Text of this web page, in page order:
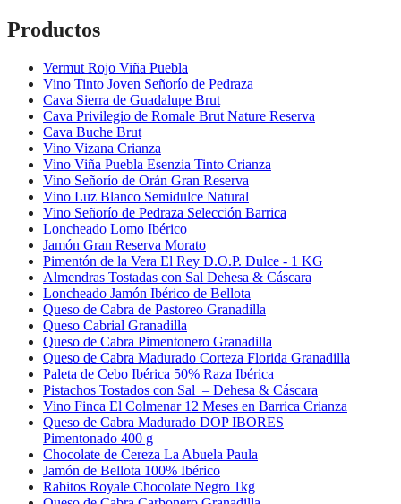
Productos
Vermut Rojo Viña Puebla
Vino Tinto Joven Señorío de Pedraza
Cava Sierra de Guadalupe Brut
Cava Privilegio de Romale Brut Nature Reserva
Cava Buche Brut
Vino Vizana Crianza
Vino Viña Puebla Esenzia Tinto Crianza
Vino Señorío de Orán Gran Reserva
Vino Luz Blanco Semidulce Natural
Vino Señorío de Pedraza Selección Barrica
Loncheado Lomo Ibérico
Jamón Gran Reserva Morato
Pimentón de la Vera El Rey D.O.P. Dulce - 1 KG
Almendras Tostadas con Sal Dehesa & Cáscara
Loncheado Jamón Ibérico de Bellota
Queso de Cabra de Pastoreo Granadilla
Queso Cabrial Granadilla
Queso de Cabra Pimentonero Granadilla
Queso de Cabra Madurado Corteza Florida Granadilla
Paleta de Cebo Ibérica 50% Raza Ibérica
Pistachos Tostados con Sal – Dehesa & Cáscara
Vino Finca El Colmenar 12 Meses en Barrica Crianza
Queso de Cabra Madurado DOP IBORES
Pimentonado 400 g
Chocolate de Cereza La Abuela Paula
Jamón de Bellota 100% Ibérico
Rabitos Royale Chocolate Negro 1kg